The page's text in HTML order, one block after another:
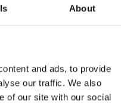
About
and ads, to provide
our traffic. We also
of our site with our social